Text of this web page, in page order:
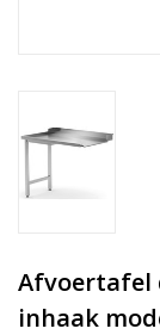
Afvoertafel
inhaak